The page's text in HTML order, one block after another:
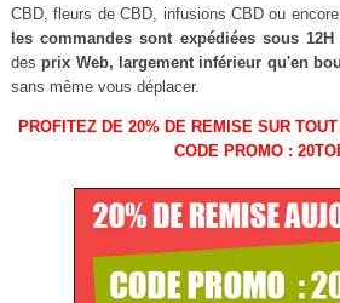
CBD, fleurs de CBD, infusions CBD ou
les commandes sont expédiées sous 12H
des prix Web, largement inférieur qu'en
sans même vous déplacer.
PROFITEZ DE 20% DE REMISE SUR
CODE PROMO :